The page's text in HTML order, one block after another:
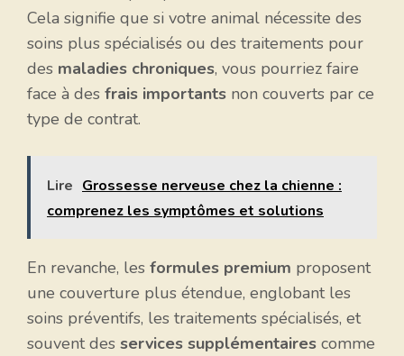
Cela signifie que si votre animal nécessite des
soins plus spécialisés ou des traitements pour
des maladies chroniques, vous pourriez faire
face à des frais importants non couverts par ce
type de contrat.
Lire Grossesse nerveuse chez la chienne :
comprenez les symptômes et solutions
En revanche, les formules premium proposent
une couverture plus étendue, englobant les
soins préventifs, les traitements spécialisés, et
souvent des services supplémentaires comme